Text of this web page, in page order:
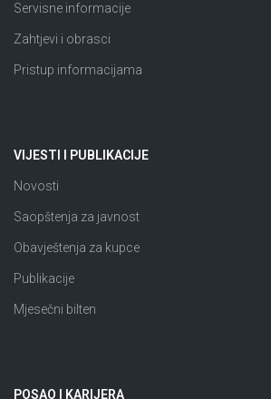
Servisne informacije
Zahtjevi i obrasci
Pristup informacijama
VIJESTI I PUBLIKACIJE
Novosti
Saopštenja za javnost
Obavještenja za kupce
Publikacije
Mjesečni bilten
POSAO I KARIJERA